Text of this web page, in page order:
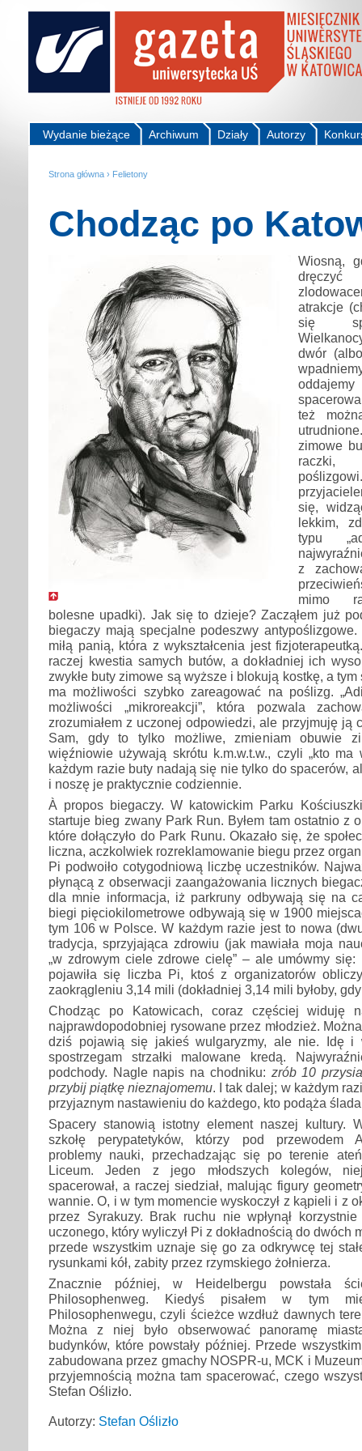
Autorzy
Działy
Archiwum
Wydanie bieżące
Strona główna › Felietony
Chodząc po
Wiosną,
atrakcje
się
dwór
też
zimowe
raczki,
się,
lekkim,
typu
z
mimo
bolesne upadki). Jak się to dzieje? Zacząłem już
biegaczy mają specjalne podeszwy antypoślizgowe.
miłą panią, która z wykształcenia jest
raczej kwestia samych butów, a dokładniej ich
zwykłe buty zimowe są wyższe i blokują kostkę, a
ma możliwości szybko zareagować na poślizg.
możliwości „mikroreakcji”, która pozwala
zrozumiałem z uczonej odpowiedzi, ale przyjmuję ją
Sam, gdy to tylko możliwe, zmieniam obuwie
więźniowie używają skrótu k.m.w.t.w., czyli „kto ma
każdym razie buty nadają się nie tylko do spacerów,
i noszę je praktycznie codziennie.
À propos biegaczy. W katowickim Parku
startuje bieg zwany Park Run. Byłem tam ostatnio z
które dołączyło do Park Runu. Okazało się, że
liczna, aczkolwiek rozreklamowanie biegu przez
Pi podwoiło cotygodniową liczbę uczestników.
płynącą z obserwacji zaangażowania licznych
dla mnie informacja, iż parkruny odbywają się na
biegi pięciokilometrowe odbywają się w 1900
tym 106 w Polsce. W każdym razie jest to nowa
tradycja, sprzyjająca zdrowiu (jak mawiała moja
„w zdrowym ciele zdrowe cielę” – ale umówmy
pojawiła się liczba Pi, ktoś z organizatorów
zaokrągleniu 3,14 mili (dokładniej 3,14 mili byłoby,
Chodząc po Katowicach, coraz częściej widuję
najprawdopodobniej rysowane przez młodzież.
dziś pojawią się jakieś wulgaryzmy, ale nie. Idę i
spostrzegam strzałki malowane kredą.
podchody. Nagle napis na chodniku: zrób 10
przybij piątkę nieznajomemu. I tak dalej; w każdym
przyjaznym nastawieniu do każdego, kto podąża
Spacery stanowią istotny element naszej kultury.
szkołę perypatetyków, którzy pod przewodem
problemy nauki, przechadzając się po terenie
Liceum. Jeden z jego młodszych kolegów,
spacerował, a raczej siedział, malując figury
wannie. O, i w tym momencie wyskoczył z kąpieli i z
przez Syrakuzy. Brak ruchu nie wpłynął
uczonego, który wyliczył Pi z dokładnością do dwóch
przede wszystkim uznaje się go za odkrywcę tej
rysunkami kół, zabity przez rzymskiego żołnierza.
Znacznie później, w Heidelbergu powstała
Philosophenweg. Kiedyś pisałem w tym
Philosophenwegu, czyli ścieżce wzdłuż dawnych
Można z niej było obserwować panoramę
budynków, które powstały później. Przede
zabudowana przez gmachy NOSPR-u, MCK i
przyjemnością można tam spacerować, czego
Stefan Oślizło.
Autorzy: Stefan Oślizło